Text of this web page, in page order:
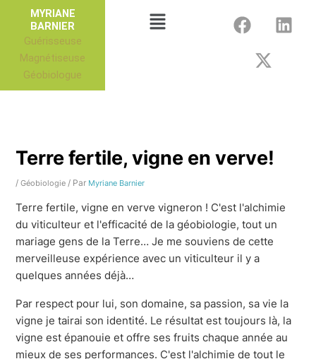
contenu
MYRIANE
BARNIER
Guérisseuse
Magnétiseuse
Géobiologue
Menu
F
a
L
i
t
w
r
Terre fertile, vigne en verve!
/Géobiologie / Par Myriane Barnier
Terre fertile, vigne en verve vigneron ! C'est l'alchimie
du viticulteur et l'efficacité de la géobiologie, tout un
mariage gens de la Terre… Je me souviens de cette
merveilleuse expérience avec un viticulteur il y a
quelques années déjà…
Par respect pour lui, son domaine, sa passion, sa vie la
vigne je tairai son identité. Le résultat est toujours là, la
vigne est épanouie et offre ses fruits chaque année au
mieux de ses performances. C'est l'alchimie de tout le